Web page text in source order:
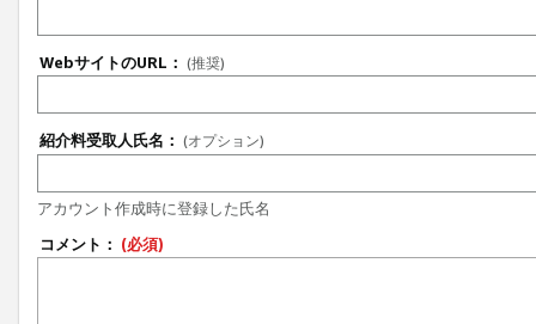
WebサイトのURL： (推奨)
紹介料受取人氏名： (オプション)
アカウント作成時に登録した氏名
コメント： (必須)